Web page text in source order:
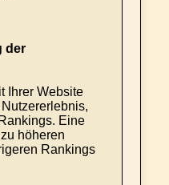
der
Ihrer Website
Eine
höheren
Rankings